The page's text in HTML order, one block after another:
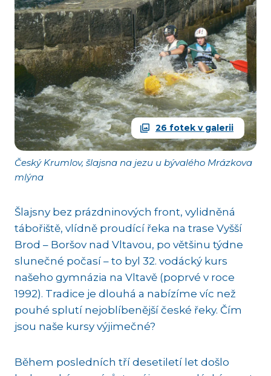
26 fotek v galerii
Český Krumlov, šlajsna na jezu u bývalého Mrázkova
mlýna
Šlajsny bez prázdninových front, vylidněná
tábořiště, vlídně proudící řeka na trase Vyšší
Brod – Boršov nad Vltavou, po většinu týdne
slunečné počasí – to byl 32. vodácký kurs
našeho gymnázia na Vltavě (poprvé v roce
1992). Tradice je dlouhá a nabízíme víc než
pouhé splutí nejoblíbenější české řeky. Čím
jsou naše kursy výjimečné?
Během posledních tří desetiletí let došlo